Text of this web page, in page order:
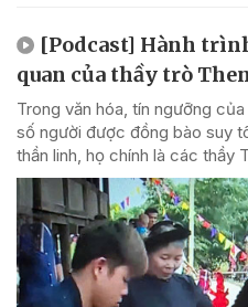
[Podcast] Hành
quan của thầy trò
Trong văn hóa, tín ngưỡng
số người được đồng bào suy
thần linh, họ chính là các thầy